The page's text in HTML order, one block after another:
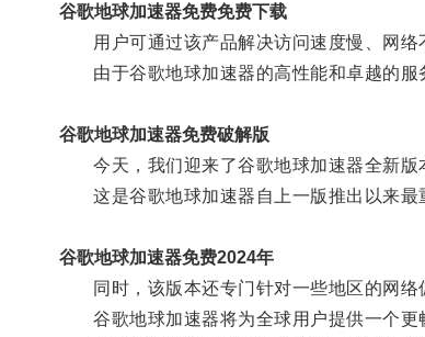
谷歌地球加速器免费免费下载
用户可通过该产品解决访问速度慢、网络
由于谷歌地球加速器的高性能和卓越的服
谷歌地球加速器免费破解版
今天，我们迎来了谷歌地球加速器全新版
这是谷歌地球加速器自上一版推出以来最
谷歌地球加速器免费2024年
同时，该版本还专门针对一些地区的网络
谷歌地球加速器将为全球用户提供一个更